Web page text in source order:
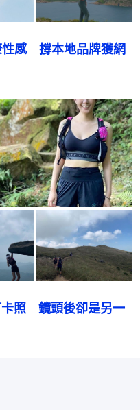
感　撐本地品牌獲網
照　鏡頭後卻是另一